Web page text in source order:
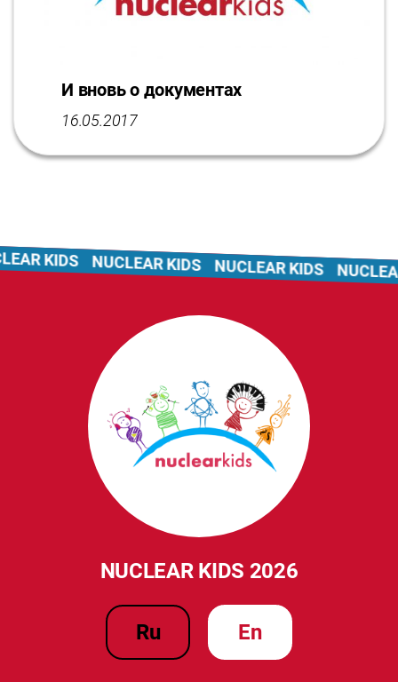
И вновь о документах
16.05.2017
NUCLEAR KIDS 2026
ru en
KIDS NUCLEAR KIDS NUCLEAR KIDS NUCLEAR